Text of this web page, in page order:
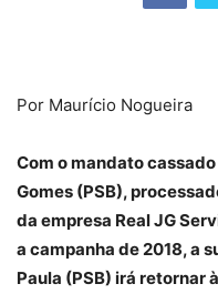
Por Maurício Nogueira
Com o mandato
Gomes (PSB),
da empresa Real JG
a campanha de 2018, a
Paula (PSB) irá retornar